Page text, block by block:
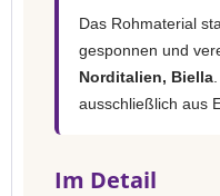
Das Rohmaterial
gesponnen und
Norditalien, Biella
ausschließlich aus
Im Detail